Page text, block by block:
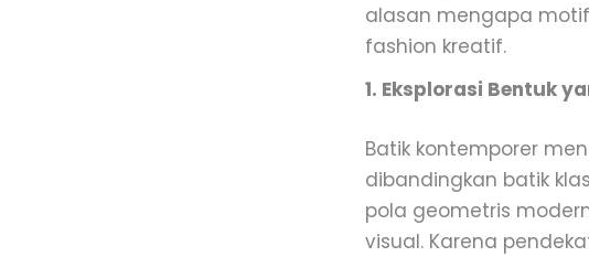
alasan mengapa
fashion kreatif.
1. Eksplorasi Bentuk
Batik kontemporer
dibandingkan batik
pola geometris
visual. Karena